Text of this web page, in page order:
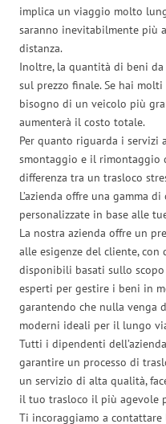
implica un viaggio molto
saranno inevitabilmente più
distanza.
Inoltre, la quantità di beni
sul prezzo finale. Se hai
bisogno di un veicolo più
aumenterà il costo totale.
Per quanto riguarda i servizi
smontaggio e il rimontaggio
differenza tra un trasloco
L’azienda offre una gamma
personalizzate in base alle
La nostra azienda offre un
alle esigenze del cliente,
disponibili basati sullo
esperti per gestire i beni in
garantendo che nulla venga
moderni ideali per il lungo
Tutti i dipendenti
garantire un processo di
un servizio di alta qualità,
il tuo trasloco il più agevole
Ti incoraggiamo a